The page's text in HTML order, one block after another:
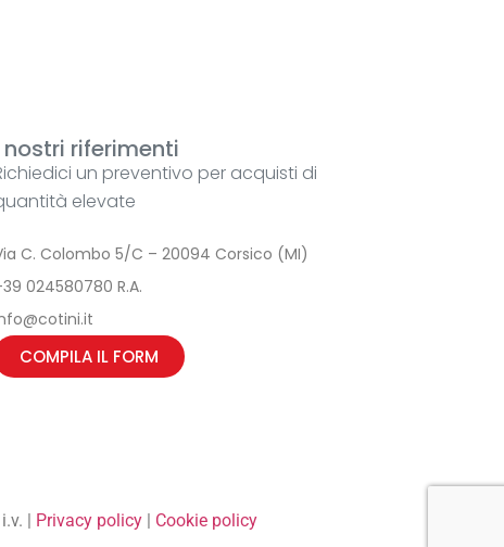
nostri riferimenti
un preventivo per acquisti di
elevate
C. Colombo 5/C – 20094 Corsico (MI)
024580780 R.A.
COMPILA IL FORM
| Privacy policy| Cookie policy